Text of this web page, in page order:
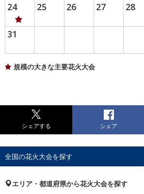
24 25 26 27 28
31
規模の大きな主要花火大会
シェアする シェア
全国の花火大会を探す
エリア・都道府県から花火大会を探す